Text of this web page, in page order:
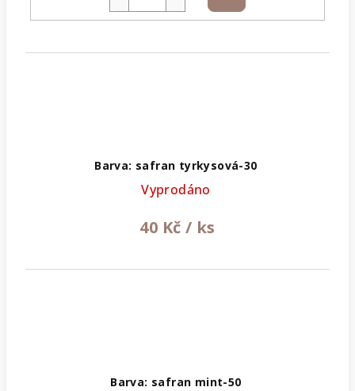
košíku
Barva: safran tyrkysová-30
Vyprodáno
40 Kč / ks
Barva: safran mint-50